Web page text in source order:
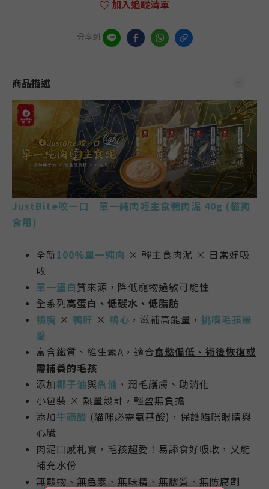
加入追蹤清單
分享到
商品描述
JustBite咬一口｜單一純肉輕主食鴨肉泥 40g (貓狗
食用)
全新100%單一純肉 × 輕主食肉泥 × 日常好吸
收
單一蛋白質來源，降低寵物過敏可能性
全系列高蛋白、低碳水 、低脂肪
鴨胸 × 鴨肝 × 鴨心 ，滋補高能量， 挑嘴毛孩最
愛
富含鐵質、維生素A，適合食慾偏低、術後恢復或
需補養的毛孩
添加椰子油與魚油 ，潤毛護膚、助消化
小包裝 × 熱量設計，輕盈無負擔
添加牛磺酸 (貓咪必需氨基酸)，保護貓咪眼睛與
心臟
肉泥口感札實，毛孩超愛！易舔食好吸收，又能
補充水份
無穀物、無色素、無味精、無膠質、無防腐劑